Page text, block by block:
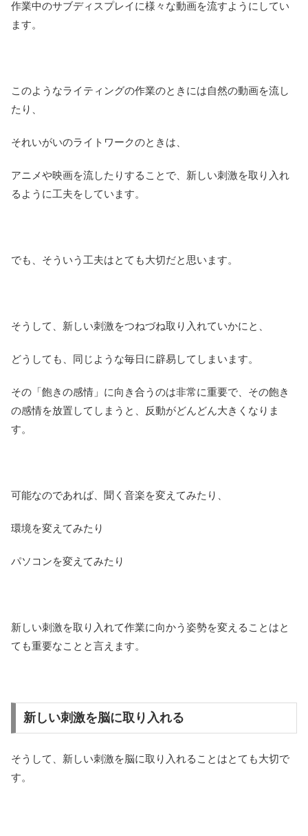
作業中のサブディスプレイに様々な動画を流すようにしてい
ます。
このようなライティングの作業のときには自然の動画を流し
たり、
それいがいのライトワークのときは、
アニメや映画を流したりすることで、新しい刺激を取り入れ
るように工夫をしています。
でも、そういう工夫はとても大切だと思います。
そうして、新しい刺激をつねづね取り入れていかにと、
どうしても、同じような毎日に辟易してしまいます。
その「飽きの感情」に向き合うのは非常に重要で、その飽き
の感情を放置してしまうと、反動がどんどん大きくなりま
す。
可能なのであれば、聞く音楽を変えてみたり、
環境を変えてみたり
パソコンを変えてみたり
新しい刺激を取り入れて作業に向かう姿勢を変えることはと
ても重要なことと言えます。
新しい刺激を脳に取り入れる
そうして、新しい刺激を脳に取り入れることはとても大切で
す。